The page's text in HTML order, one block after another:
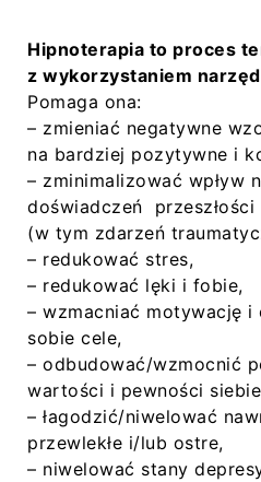
Hipnoterapia to proces
z wykorzystaniem
Pomaga ona:
– zmieniać negatywne
na bardziej pozytywne i
– zminimalizować wpływ
doświadczeń
(w tym zdarzeń
– redukować stres,
– redukować lęki i fobie,
– wzmacniać motywację i
sobie cele,
– odbudować/wzmocnić
wartości i pewności
– łagodzić/niwelować
przewlekłe i/lub ostre,
– niwelować stany